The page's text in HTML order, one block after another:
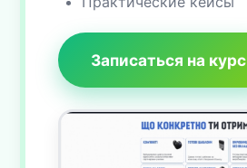
Записаться на курс